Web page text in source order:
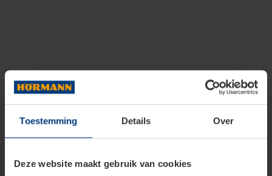
Toestemming Details Over
Deze website maakt gebruik van cookies